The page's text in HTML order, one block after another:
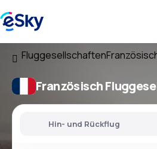
Fluggesellschaften
Französisch
Hin- und Rückflug